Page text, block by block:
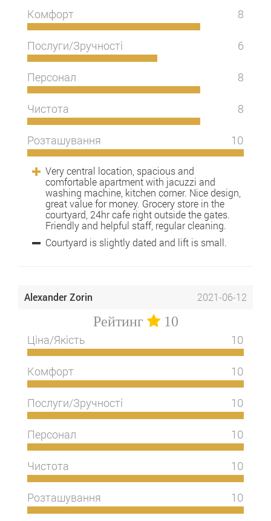
Комфорт 8
Послуги/Зручності 6
Персонал 8
Чистота 8
Розташування 10
Very central location, spacious and
comfortable apartment with jacuzzi and
washing machine, kitchen corner. Nice design,
great value for money. Grocery store in the
courtyard, 24hr cafe right outside the gates.
Friendly and helpful staff, regular cleaning.
Courtyard is slightly dated and lift is small.
Alexander Zorin 2021-06-12
Рейтинг 10
Ціна/Якість 10
Комфорт 10
Послуги/Зручності 10
Персонал 10
Чистота 10
Розташування 10